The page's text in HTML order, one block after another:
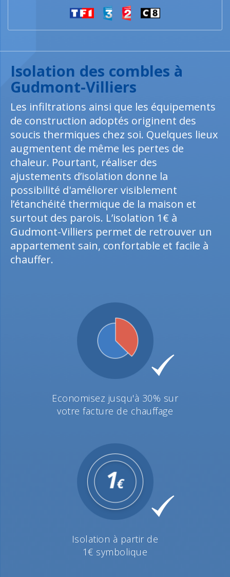
Isolation des combles à
Gudmont-Villiers
Les infiltrations ainsi que les équipements
de construction adoptés originent des
soucis thermiques chez soi. Quelques lieux
augmentent de même les pertes de
chaleur. Pourtant, réaliser des
ajustements d’isolation donne la
possibilité d'améliorer visiblement
l’étanchéité thermique de la maison et
surtout des parois. L’isolation 1€ à
Gudmont-Villiers permet de retrouver un
appartement sain, confortable et facile à
chauffer.
Economisez jusqu'à 30% sur
votre facture de chauffage
Isolation à partir de
1€ symbolique